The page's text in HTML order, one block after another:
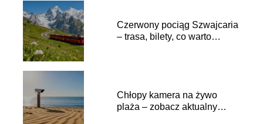
Czerwony pociąg Szwajcaria
– trasa, bilety, co warto
Chłopy kamera na żywo
plaża – zobacz aktualny